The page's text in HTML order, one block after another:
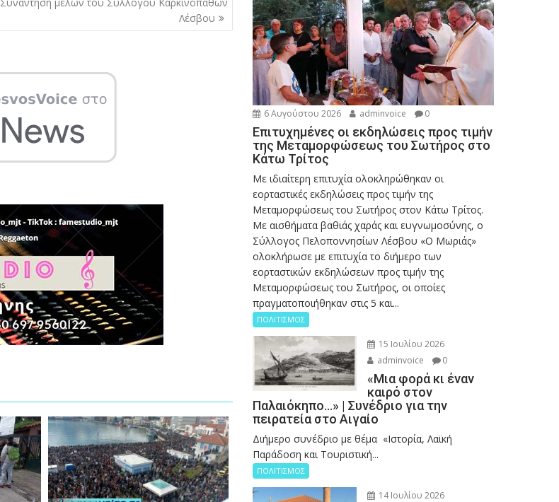
Λέσβου
6 Αυγούστου 2026 adminvoice 0
Επιτυχημένες οι εκδηλώσεις προς τιμήν
της Μεταμορφώσεως του Σωτήρος στο
Κάτω Τρίτος
Με ιδιαίτερη επιτυχία ολοκληρώθηκαν οι
εορταστικές εκδηλώσεις προς τιμήν της
Μεταμορφώσεως του Σωτήρος στον Κάτω Τρίτος.
Με αισθήματα βαθιάς χαράς και ευγνωμοσύνης, ο
Σύλλογος Πελοποννησίων Λέσβου «Ο Μωριάς»
ολοκλήρωσε με επιτυχία το διήμερο των
εορταστικών εκδηλώσεων προς τιμήν της
Μεταμορφώσεως του Σωτήρος, οι οποίες
πραγματοποιήθηκαν στις 5 και...
ΠΟΛΙΤΙΣΜΟΣ
15 Ιουλίου 2026
adminvoice
0
«Μια φορά κι έναν
καιρό στον
Παλαιόκηπο…» | Συνέδριο για την
πειρατεία στο Αιγαίο
Διήμερο συνέδριο με θέμα «Ιστορία, Λαϊκή
Παράδοση και Τουριστική...
ΠΟΛΙΤΙΣΜΟΣ
14 Ιουλίου 2026